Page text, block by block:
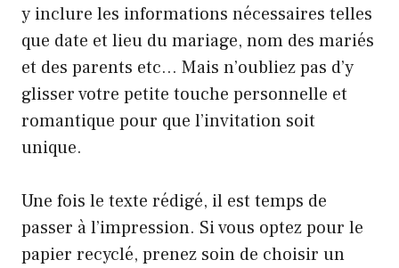
y inclure les informations nécessaires telles
que date et lieu du mariage, nom des mariés
et des parents etc… Mais n’oubliez pas d’y
glisser votre petite touche personnelle et
romantique pour que l’invitation soit
unique.
Une fois le texte rédigé, il est temps de
passer à l’impression. Si vous optez pour le
papier recyclé, prenez soin de choisir un